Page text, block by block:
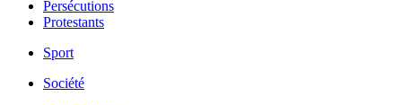
Persécutions
Protestants
Sport
Société